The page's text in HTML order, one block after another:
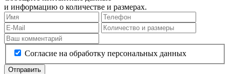
и информацию о количестве и размерах.
Согласие на обработку персональных данных
Отправить